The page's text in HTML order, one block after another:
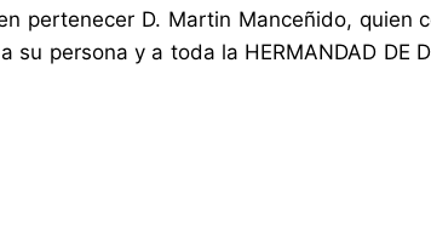
pertenecer D. Martin Manceñido, quien
su persona y a toda la HERMANDAD DE